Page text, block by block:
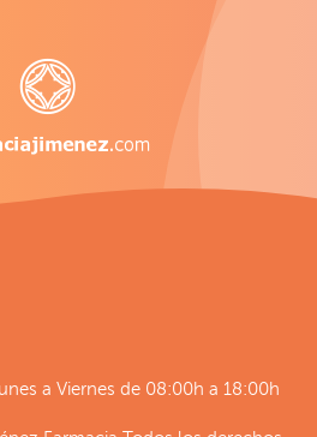
a Viernes de 08:00h a 18:00h